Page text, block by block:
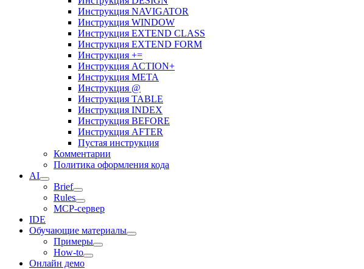
Инструкция NAVIGATOR
Инструкция WINDOW
Инструкция EXTEND CLASS
Инструкция EXTEND FORM
Инструкция +=
Инструкция ACTION+
Инструкция META
Инструкция @
Инструкция TABLE
Инструкция INDEX
Инструкция BEFORE
Инструкция AFTER
Пустая инструкция
Комментарии
Политика оформления кода
AI
Brief
Rules
MCP-сервер
IDE
Обучающие материалы
Примеры
How-to
Онлайн демо